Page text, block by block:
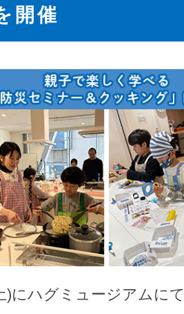
開催
)にハグミュージアムに